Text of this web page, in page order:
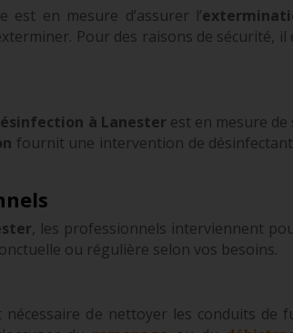
en mesure d’assurer l’
Pour des raisons de sécurité,
à Lanester est en mesure
fournit une intervention de
, les professionnels interviennent
ou régulière selon vos besoins.
de nettoyer les conduits de